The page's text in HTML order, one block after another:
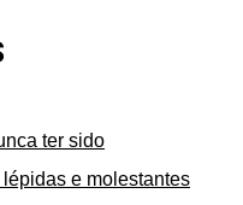
ter sido
e molestantes